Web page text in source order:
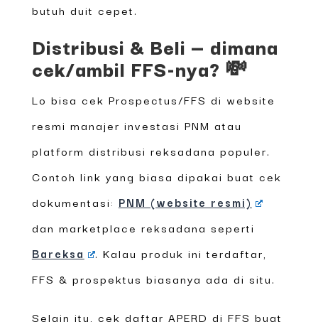
butuh duit cepet.
Distribusi & Beli — dimana
cek/ambil FFS-nya? 💸
Lo bisa cek Prospectus/FFS di website
resmi manajer investasi PNM atau
platform distribusi reksadana populer.
Contoh link yang biasa dipakai buat cek
dokumentasi: PNM (website resmi)
dan marketplace reksadana seperti
Bareksa
. Kalau produk ini terdaftar,
FFS & prospektus biasanya ada di situ.
Selain itu, cek daftar APERD di FFS buat